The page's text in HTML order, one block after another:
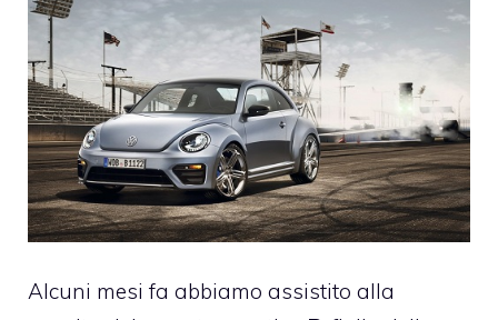
Alcuni mesi fa abbiamo assistito alla